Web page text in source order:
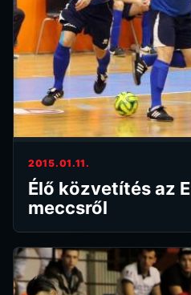
2015.01.11.
Élő közvetítés az
meccsről